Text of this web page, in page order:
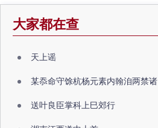
大家都在查
天上谣
某忝命守馀杭杨元素内翰洎两禁诸公出祖佛寺
送叶良臣掌科上巳郊行